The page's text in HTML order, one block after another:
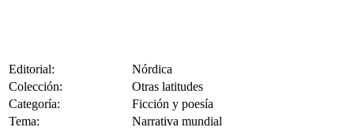
Editorial:
Nórdica
Colección:
Otras latitudes
Categoría:
Ficción y poesía
Tema:
Narrativa mundial